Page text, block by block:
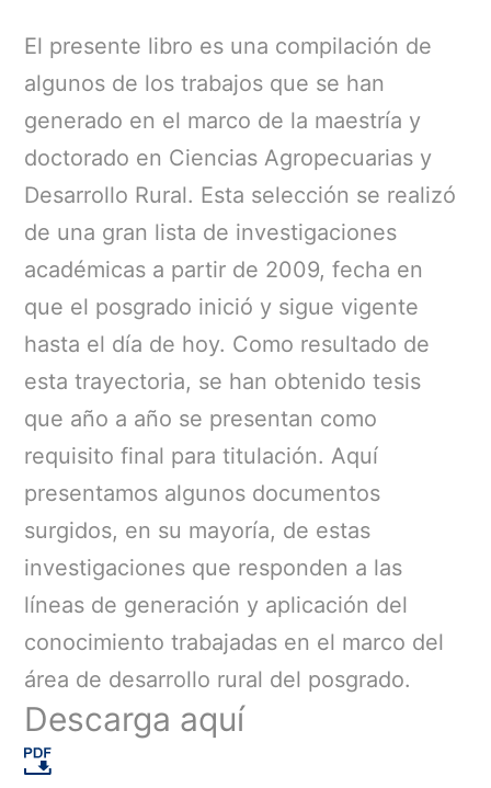
El presente libro es una compilación de
algunos de los trabajos que se han
generado en el marco de la maestría y
doctorado en Ciencias Agropecuarias y
Desarrollo Rural. Esta selección se realizó
de una gran lista de investigaciones
académicas a partir de 2009, fecha en
que el posgrado inició y sigue vigente
hasta el día de hoy. Como resultado de
esta trayectoria, se han obtenido tesis
que año a año se presentan como
requisito final para titulación. Aquí
presentamos algunos documentos
surgidos, en su mayoría, de estas
investigaciones que responden a las
líneas de generación y aplicación del
conocimiento trabajadas en el marco del
área de desarrollo rural del posgrado.
Descarga aquí